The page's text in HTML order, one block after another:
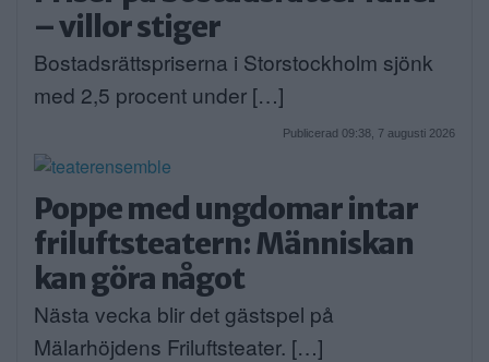
– villor stiger
Bostadsrättspriserna i Storstockholm sjönk
med 2,5 procent under […]
Publicerad 09:38, 7 augusti 2026
Poppe med ungdomar intar
friluftsteatern: Människan
kan göra något
Nästa vecka blir det gästspel på
Mälarhöjdens Friluftsteater. […]